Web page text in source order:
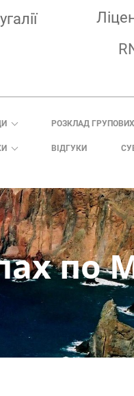
РОЗКЛАД
ВІДГУКИ
по